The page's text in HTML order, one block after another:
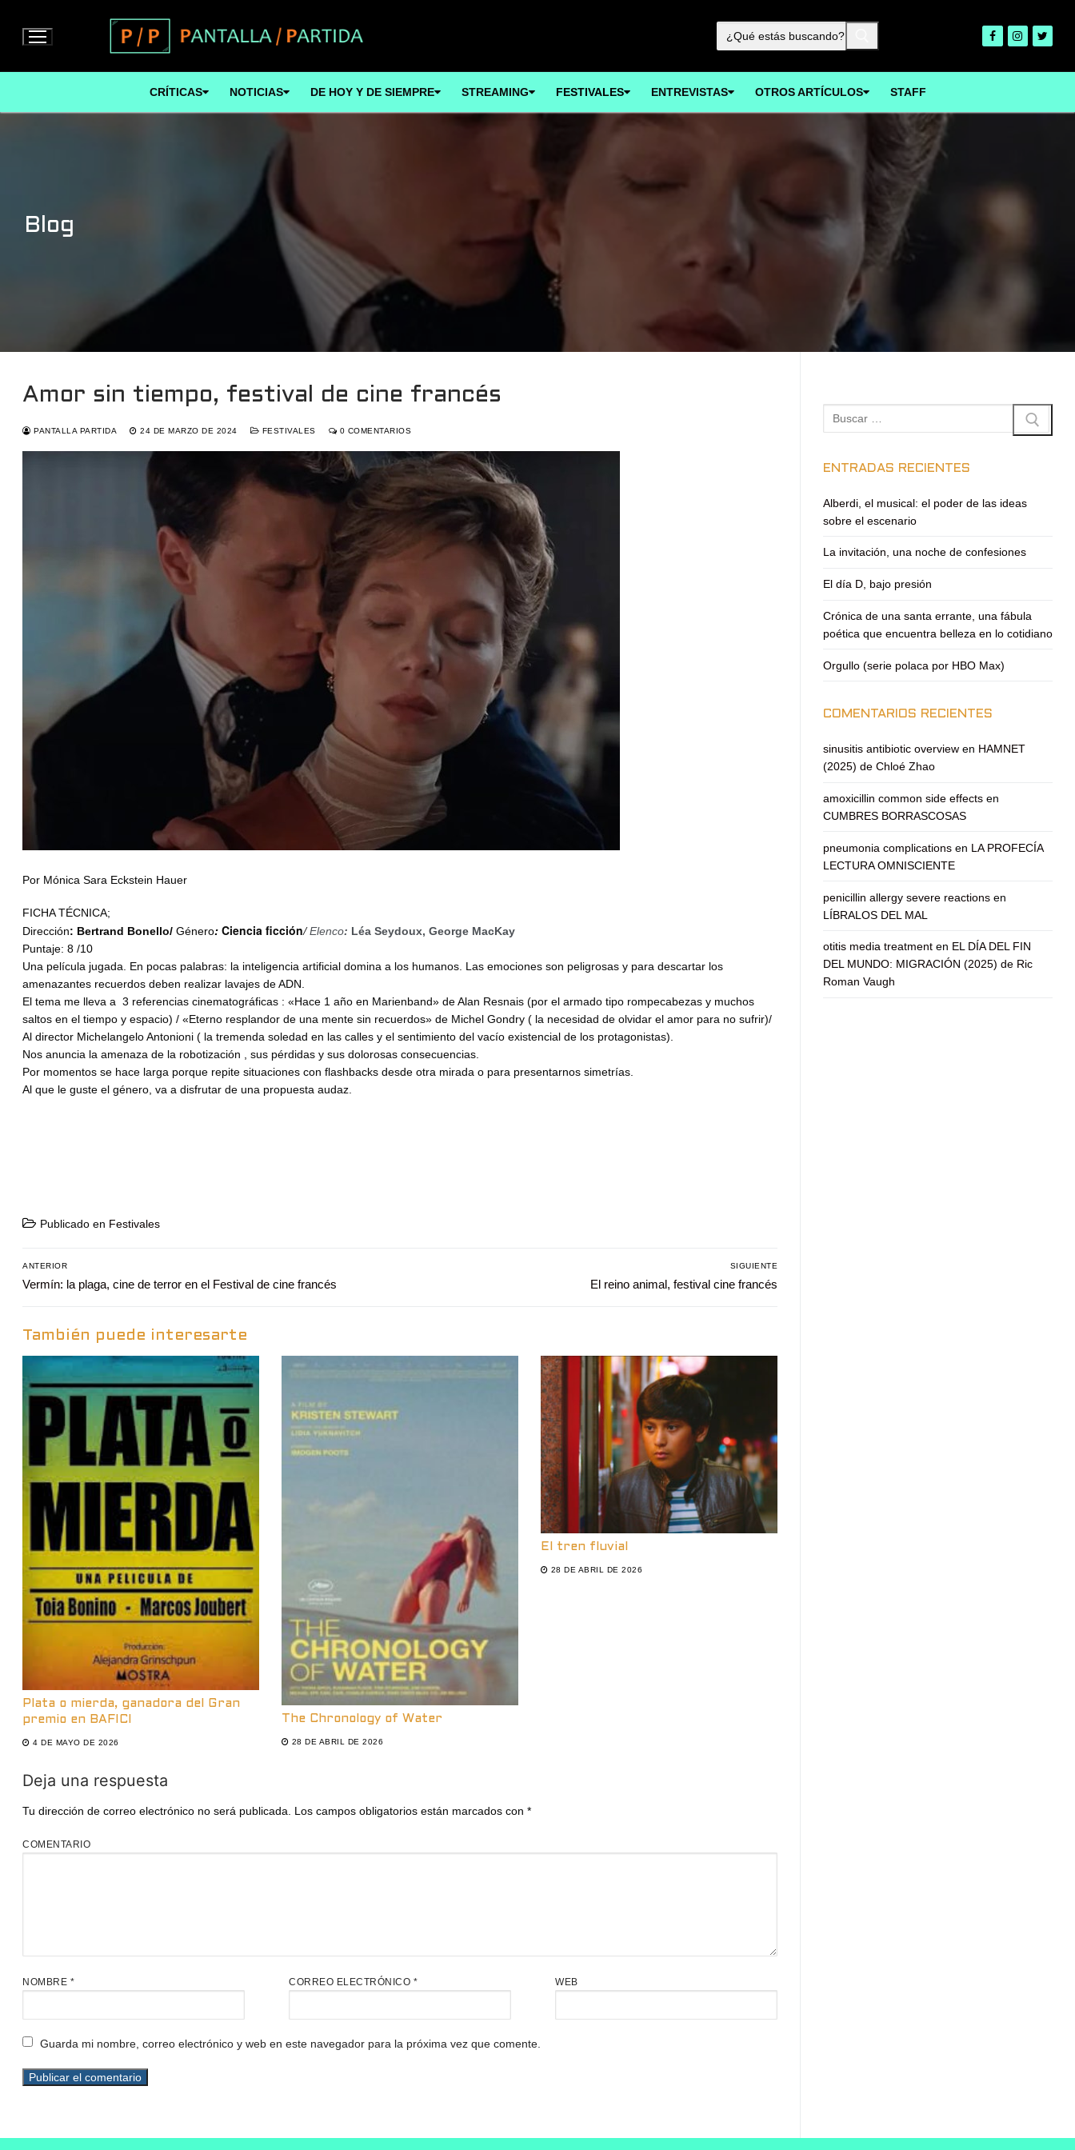
contenido
Buscar:
CRÍTICAS NOTICIAS DE HOY Y DE SIEMPRE STREAMING FESTIVALES ENTREVISTAS OTROS ARTÍCULOS STAFF
Blog
Amor sin tiempo, festival de cine francés
PANTALLA PARTIDA 24 DE MARZO DE 2024 FESTIVALES 0 COMENTARIOS
Por Mónica Sara Eckstein Hauer
FICHA TÉCNICA;
Dirección: Bertrand Bonello/ Género: Ciencia ficción/Elenco: Léa Seydoux, George MacKay
Puntaje: 8 /10
Una película jugada. En pocas palabras: la inteligencia artificial domina a los humanos. Las emociones son peligrosas y para descartar los
amenazantes recuerdos deben realizar lavajes de ADN.
El tema me lleva a 3 referencias cinematográficas : «Hace 1 año en Marienband» de Alan Resnais (por el armado tipo rompecabezas y muchos
saltos en el tiempo y espacio) / «Eterno resplandor de una mente sin recuerdos» de Michel Gondry ( la necesidad de olvidar el amor para no sufrir)/
Al director Michelangelo Antonioni ( la tremenda soledad en las calles y el sentimiento del vacío existencial de los protagonistas).
Nos anuncia la amenaza de la robotización , sus pérdidas y sus dolorosas consecuencias.
Por momentos se hace larga porque repite situaciones con flashbacks desde otra mirada o para presentarnos simetrías.
Al que le guste el género, va a disfrutar de una propuesta audaz.
Publicado en Festivales
Navegación
de
ANTERIOR
Entrada
Vermín: la plaga, cine de terror en el Festival de cine francés
SIGUIENTE
Entrada
El reino animal, festival cine francés
También puede interesarte
Plata o mierda, ganadora del Gran
premio en BAFICI
4 DE MAYO DE 2026
The Chronology of Water
28 DE ABRIL DE 2026
El tren fluvial
28 DE ABRIL DE 2026
Deja una respuesta
Tu dirección de correo electrónico no será publicada. Los campos obligatorios están marcados con *
COMENTARIO
NOMBRE * CORREO ELECTRÓNICO * WEB
Guarda mi nombre, correo electrónico y web en este navegador para la próxima vez que comente.
Buscar:
ENTRADAS RECIENTES
Alberdi, el musical: el poder de las ideas
sobre el escenario
La invitación, una noche de confesiones
El día D, bajo presión
Crónica de una santa errante, una fábula
poética que encuentra belleza en lo cotidiano
Orgullo (serie polaca por HBO Max)
COMENTARIOS RECIENTES
sinusitis antibiotic overview en HAMNET
(2025) de Chloé Zhao
amoxicillin common side effects en
CUMBRES BORRASCOSAS
pneumonia complications en LA PROFECÍA
LECTURA OMNISCIENTE
penicillin allergy severe reactions en
LÍBRALOS DEL MAL
otitis media treatment en EL DÍA DEL FIN
DEL MUNDO: MIGRACIÓN (2025) de Ric
Roman Vaugh